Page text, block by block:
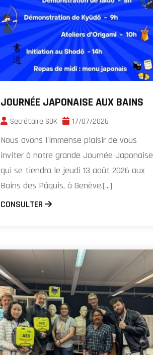
JOURNÉE JAPONAISE AUX BAINS
Secrétaire SDK 17/07/2026
Nous avons l'immense plaisir de vous
inviter à notre grande Journée Japonaise
qui se tiendra le jeudi 13 août 2026 aux
Bains des Pâquis, à Genève.[...]
CONSULTER